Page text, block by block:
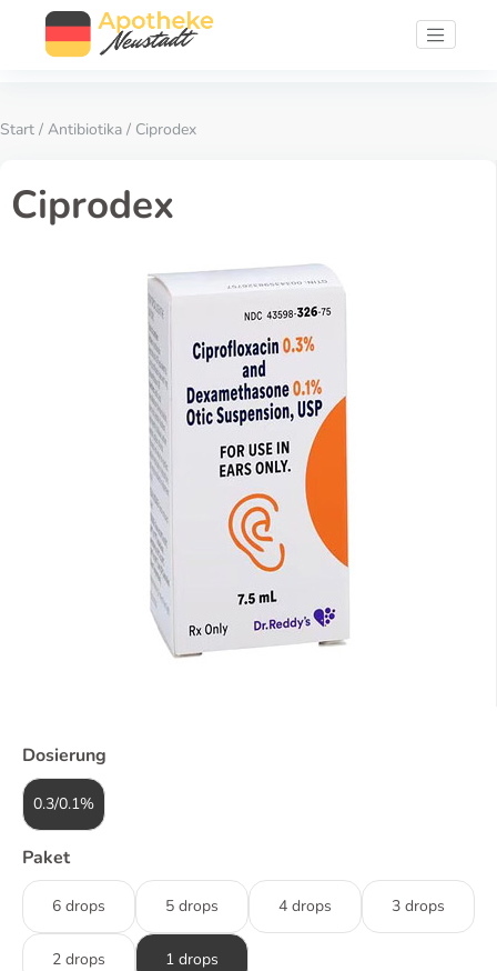
Start / Antibiotika / Ciprodex
Ciprodex
Dosierung
0.3/0.1%
Paket
6 drops 5 drops 4 drops 3 drops
2 drops 1 drops